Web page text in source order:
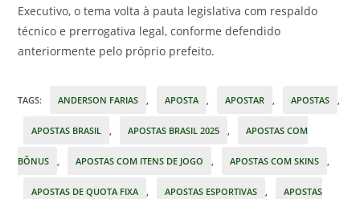
Executivo, o tema volta à pauta legislativa com respaldo
técnico e prerrogativa legal, conforme defendido
anteriormente pelo próprio prefeito.
TAGS: ANDERSON FARIAS APOSTA APOSTAR APOSTAS
APOSTAS BRASIL APOSTAS BRASIL 2025 APOSTAS COM
BÔNUS APOSTAS COM ITENS DE JOGO APOSTAS COM SKINS
APOSTAS DE QUOTA FIXA APOSTAS ESPORTIVAS APOSTAS